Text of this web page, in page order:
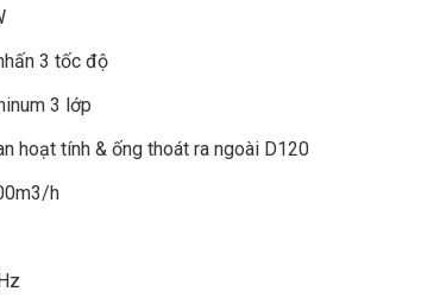
3 tốc độ
3 lớp
hoạt tính & ống thoát ra ngoài D120
h